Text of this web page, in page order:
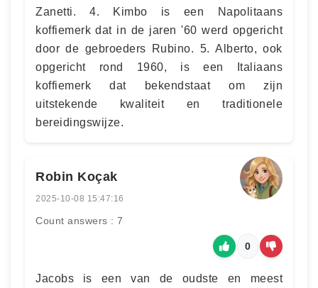
Zanetti. 4. Kimbo is een Napolitaans
koffiemerk dat in de jaren '60 werd opgericht
door de gebroeders Rubino. 5. Alberto, ook
opgericht rond 1960, is een Italiaans
koffiemerk dat bekendstaat om zijn
uitstekende kwaliteit en traditionele
bereidingswijze.
Robin Koçak
2025-10-08 15:47:16
Count answers : 7
0
Jacobs is een van de oudste en meest